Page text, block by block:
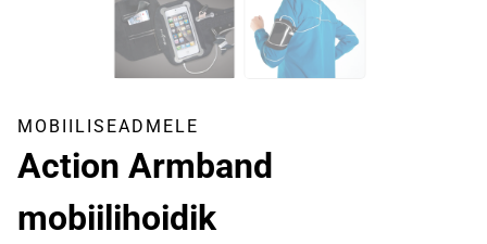
MOBIILISEADMELE
Action Armband
mobiilihoidik